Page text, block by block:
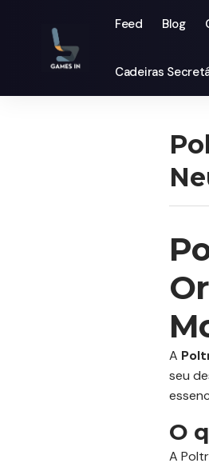
Feed Blog
Cadeiras
A
seu
O
A